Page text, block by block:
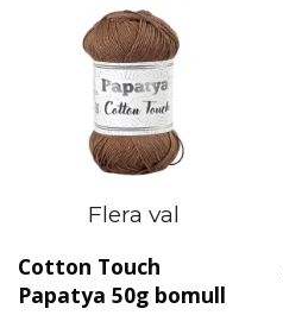
Flera val
Cotton Touch
Papatya 50g bomull